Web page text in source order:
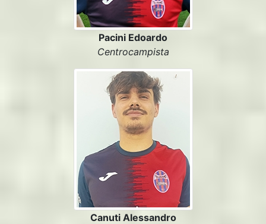
Pacini Edoardo
Centrocampista
Canuti Alessandro